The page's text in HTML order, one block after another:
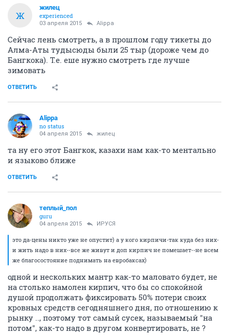
Ж
жилец
experienced
03 апреля 2015 Alippa
Сейчас лень смотреть, а в прошлом году тикеты до
Алма-Аты тудысюды были 25 тыр (дороже чем до
Бангкока). Т.е. еше нужно смотреть где лучше
зимовать
ОТВЕТИТЬ
Alippa
no status
04 апреля 2015 жилец
та ну его этот Бангкок, казахи нам как-то ментально
и языково ближе
ОТВЕТИТЬ
теплый_пол
guru
04 апреля 2015 ИРУСЯ
это да-цены никто уже не опустит) а у кого кирпичи-так куда без них-
и жить надо в них--все же живут и доп кирпич не помешает--не всем
же благосостояние поднимать на евробаксах)
одной и нескольких мантр как-то маловато будет, не
на столько намолен кирпич, что бы со спокойной
душой продолжать фиксировать 50% потери своих
кровных средств сегодняшнего дня, по отношению к
рынку .., поэтому тот самый сусек, называемый "на
потом", как-то надо в другом конвертировать, не ?